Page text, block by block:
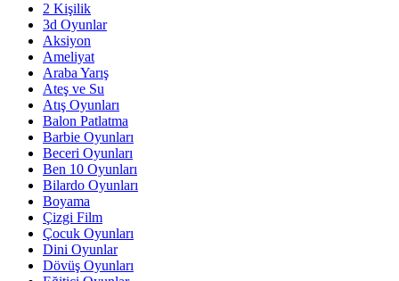
2 Kişilik
3d Oyunlar
Aksiyon
Ameliyat
Araba Yarış
Ateş ve Su
Atış Oyunları
Balon Patlatma
Barbie Oyunları
Beceri Oyunları
Ben 10 Oyunları
Bilardo Oyunları
Boyama
Çizgi Film
Çocuk Oyunları
Dini Oyunlar
Dövüş Oyunları